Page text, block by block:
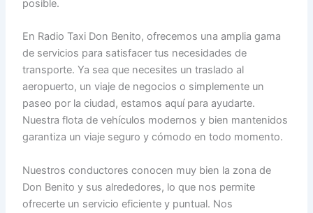
posible.
En Radio Taxi Don Benito, ofrecemos una amplia gama
de servicios para satisfacer tus necesidades de
transporte. Ya sea que necesites un traslado al
aeropuerto, un viaje de negocios o simplemente un
paseo por la ciudad, estamos aquí para ayudarte.
Nuestra flota de vehículos modernos y bien mantenidos
garantiza un viaje seguro y cómodo en todo momento.
Nuestros conductores conocen muy bien la zona de
Don Benito y sus alrededores, lo que nos permite
ofrecerte un servicio eficiente y puntual. Nos